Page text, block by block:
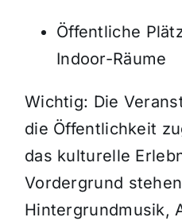
Öffentliche
Indoor-Räume
Wichtig: Die
die Öffentlichkeit
das kulturelle
Vordergrund
Hintergrundmusik,